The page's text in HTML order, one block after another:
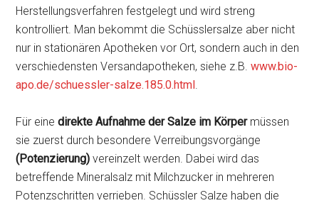
Herstellungsverfahren festgelegt und wird streng
kontrolliert. Man bekommt die Schüsslersalze aber nicht
nur in stationären Apotheken vor Ort, sondern auch in den
verschiedensten Versandapotheken, siehe z.B.www.bio-
apo.de/schuessler-salze.185.0.html.
Für einedirekte Aufnahme der Salze im Körpermüssen
sie zuerst durch besondere Verreibungsvorgänge
(Potenzierung) vereinzelt werden. Dabei wird das
betreffende Mineralsalz mit Milchzucker in mehreren
Potenzschritten verrieben. Schüssler Salze haben die